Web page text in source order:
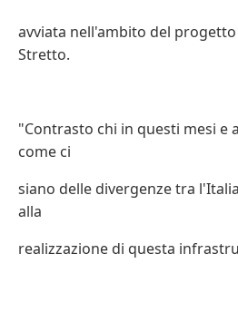
avviata nell'ambito del
Stretto.
"Contrasto chi in questi mesi e
come ci
siano delle divergenze tra
alla
realizzazione di questa